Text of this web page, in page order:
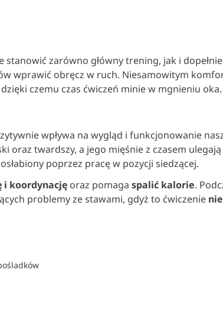
zarówno główny trening, jak i
wprawić obręcz w ruch. Niesamowitym
czemu czas ćwiczeń minie w mgnieniu oka.
wpływa na wygląd i funkcjonowanie
oraz twardszy, a jego mięśnie z czasem
poprzez pracę w pozycji siedzącej.
i koordynację oraz pomaga spalić kalorie.
problemy ze stawami, gdyż to ćwiczenie